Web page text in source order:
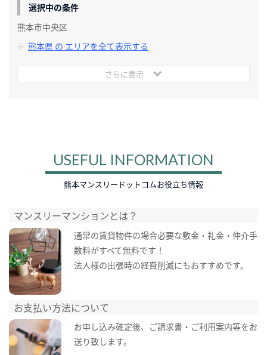
選択中の条件
熊本市中央区
熊本県 の エリアを全て表示する
さらに表示
USEFUL INFORMATION
熊本マンスリードットコムお役立ち情報
マンスリーマンションとは？
通常の賃貸物件の場合必要な敷金・礼金・仲介手
数料がすべて無料です！
法人様の出張時の経費削減にもおすすめです。
お支払い方法について
お申し込み確定後、ご請求書・ご利用案内等をお
送り致します。